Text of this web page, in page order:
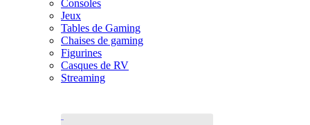
Consoles
Jeux
Tables de Gaming
Chaises de gaming
Figurines
Casques de RV
Streaming